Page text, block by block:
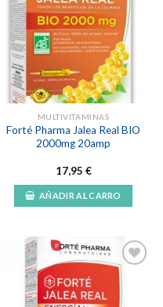
Añadir
a la
lista de
deseos
MULTIVITAMINAS
Forté Pharma Jalea Real BIO
2000mg 20amp
17,95 €
AÑADIR AL CARRO
Añadir